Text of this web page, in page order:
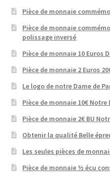
Pièce de monnaie
Pièce de monnaie
polissage inversé
Pièce de monnaie 10 Euros
Pièce de monnaie 2 Euros
Le logo de notre Dame de
Pièce de monnaie 10€ Notre
Pièce de monnaie 2€ BU
Obtenir la qualité Belle
Les seules pièces de
Pièce de monnaie ½ écu